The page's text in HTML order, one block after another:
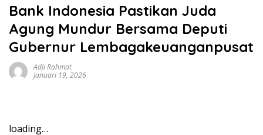
Bank Indonesia Pastikan Juda
Agung Mundur Bersama Deputi
Gubernur Lembagakeuanganpusat
Adji Rahmat
Januari 19, 2026
loading…